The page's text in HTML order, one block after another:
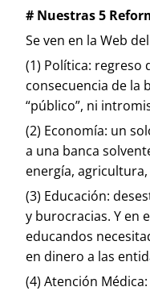
# Nuestras 5
Se ven en la Web
(1) Política: regreso
consecuencia de la
“público”, ni
(2) Economía: un
a una banca
energía,
(3) Educación:
y burocracias. Y en
educandos
en dinero a las
(4) Atención